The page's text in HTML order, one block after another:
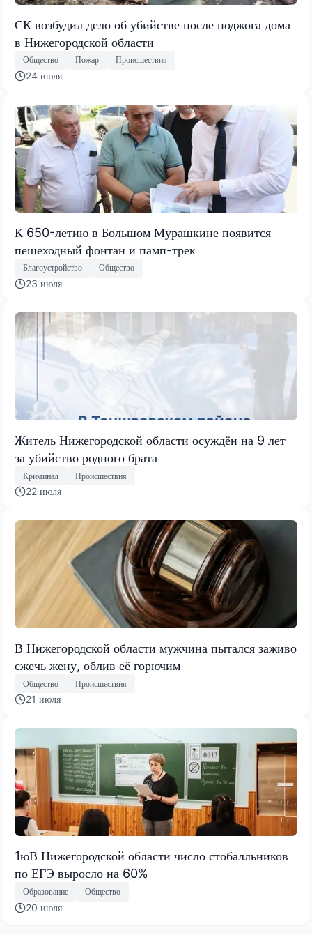
СК возбудил дело об убийстве после поджога дома
в Нижегородской области
Общество Пожар Происшествия
24 июля
К 650-летию в Большом Мурашкине появится
пешеходный фонтан и памп-трек
Благоустройство Общество
23 июля
Житель Нижегородской области осуждён на 9 лет
за убийство родного брата
Криминал Происшествия
22 июля
В Нижегородской области мужчина пытался заживо
сжечь жену, облив её горючим
Общество Происшествия
21 июля
1юВ Нижегородской области число стобалльников
по ЕГЭ выросло на 60%
Образование Общество
20 июля